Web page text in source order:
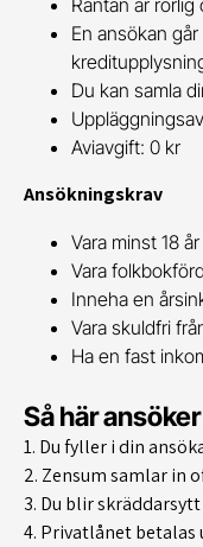
Räntan är
En ansökan
Du kan samla
Aviavgift: 0 kr
Ansökningskrav
Vara minst 18 år
Vara
Inneha en
Vara skuldfri
Ha en fast
Så här
1. Du fyller i din
2. Zensum samlar in
3. Du blir
4. Privatlånet